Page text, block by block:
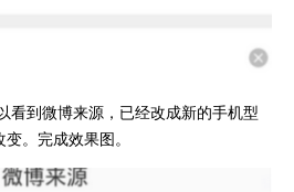
到微博来源，已经改成新的手机型
。完成效果图。